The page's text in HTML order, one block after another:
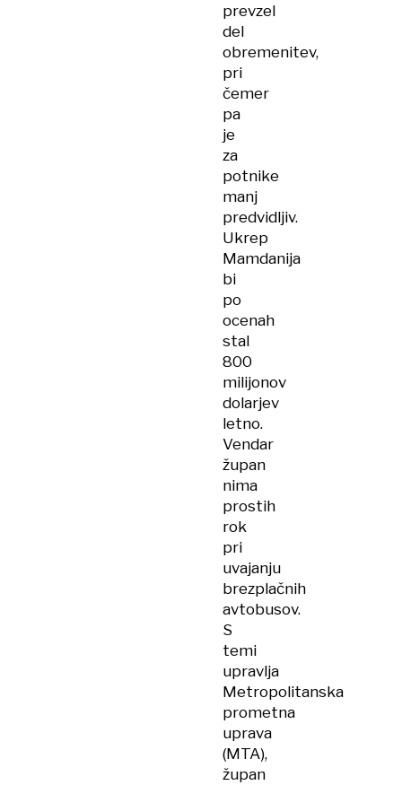
prevzel
del
obremenitev,
pri
čemer
pa
je
za
potnike
manj
predvidljiv.
Ukrep
Mamdanija
bi
po
ocenah
stal
800
milijonov
dolarjev
letno.​
Vendar
župan
nima
prostih
rok
pri
uvajanju
brezplačnih
avtobusov.
S
temi
upravlja
Metropolitanska
prometna
uprava
(MTA),
župan